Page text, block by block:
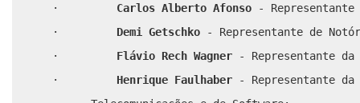
·
Carlos Alberto Afonso
-
·
Demi Getschko
- Representante de
·
Flávio Rech Wagner
- Representante
·
Henrique Faulhaber
- Representante